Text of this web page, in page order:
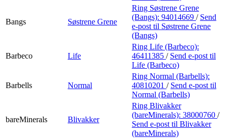
Bangs Søstrene Grene
Ring Søstrene Grene
(Bangs): 94014669 / Send
e-post til Søstrene Grene
(Bangs)
Barbeco Life
Ring Life (Barbeco):
46411385 / Send e-post til
Life (Barbeco)
Barbells Normal
Ring Normal (Barbells):
40810201 / Send e-post til
Normal (Barbells)
bareMinerals Blivakker
Ring Blivakker
(bareMinerals): 38000760 /
Send e-post til Blivakker
(bareMinerals)